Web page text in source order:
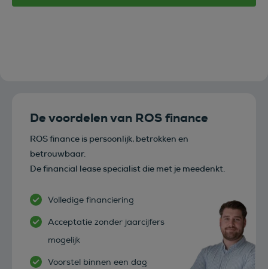
De voordelen van ROS finance
ROS finance is persoonlijk, betrokken en
betrouwbaar.
De financial lease specialist die met je meedenkt.
Volledige financiering
Acceptatie zonder jaarcijfers
mogelijk
Voorstel binnen een dag